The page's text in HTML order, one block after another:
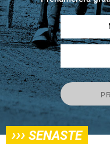
››› SENASTE